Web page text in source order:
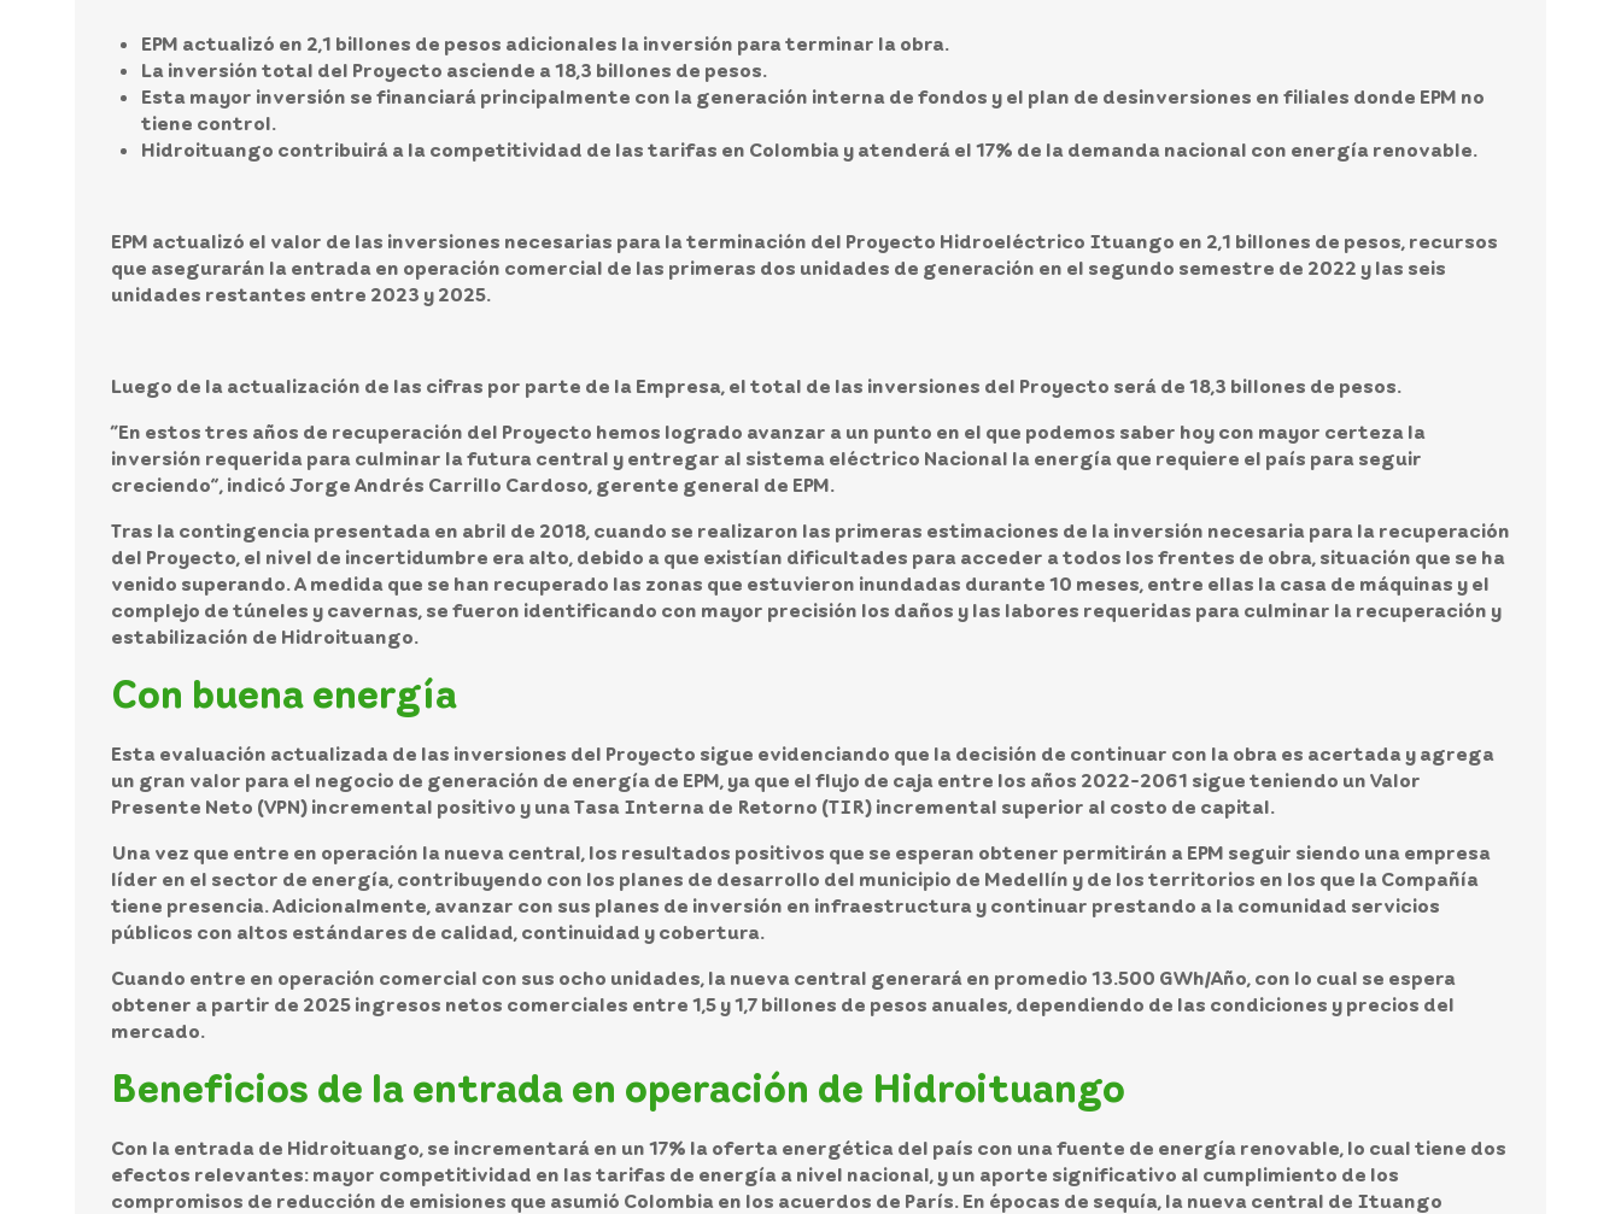
EPM actualizó en 2,1 billones de pesos adicionales la inversión para terminar la obra.
La inversión total del Proyecto asciende a 18,3 billones de pesos.
Esta mayor inversión se financiará principalmente con la generación interna de fondos y el plan de desinversiones en filiales donde EPM no
tiene control.
Hidroituango contribuirá a la competitividad de las tarifas en Colombia y atenderá el 17% de la demanda nacional con energía renovable.
EPM actualizó el valor de las inversiones necesarias para la terminación del Proyecto Hidroeléctrico Ituango en 2,1 billones de pesos, recursos
que asegurarán la entrada en operación comercial de las primeras dos unidades de generación en el segundo semestre de 2022 y las seis
unidades restantes entre 2023 y 2025.
Luego de la actualización de las cifras por parte de la Empresa, el total de las inversiones del Proyecto será de 18,3 billones de pesos.
“En estos tres años de recuperación del Proyecto hemos logrado avanzar a un punto en el que podemos saber hoy con mayor certeza la
inversión requerida para culminar la futura central y entregar al sistema eléctrico Nacional la energía que requiere el país para seguir
creciendo”, indicó Jorge Andrés Carrillo Cardoso, gerente general de EPM.
Tras la contingencia presentada en abril de 2018, cuando se realizaron las primeras estimaciones de la inversión necesaria para la recuperación
del Proyecto, el nivel de incertidumbre era alto, debido a que existían dificultades para acceder a todos los frentes de obra, situación que se ha
venido superando. A medida que se han recuperado las zonas que estuvieron inundadas durante 10 meses, entre ellas la casa de máquinas y el
complejo de túneles y cavernas, se fueron identificando con mayor precisión los daños y las labores requeridas para culminar la recuperación y
estabilización de Hidroituango.
Con buena energía
Esta evaluación actualizada de las inversiones del Proyecto sigue evidenciando que la decisión de continuar con la obra es acertada y agrega
un gran valor para el negocio de generación de energía de EPM, ya que el flujo de caja entre los años 2022-2061 sigue teniendo un Valor
Presente Neto (VPN) incremental positivo y una Tasa Interna de Retorno (TIR) incremental superior al costo de capital.
Una vez que entre en operación la nueva central, los resultados positivos que se esperan obtener permitirán a EPM seguir siendo una empresa
líder en el sector de energía, contribuyendo con los planes de desarrollo del municipio de Medellín y de los territorios en los que la Compañía
tiene presencia. Adicionalmente, avanzar con sus planes de inversión en infraestructura y continuar prestando a la comunidad servicios
públicos con altos estándares de calidad, continuidad y cobertura.
Cuando entre en operación comercial con sus ocho unidades, la nueva central generará en promedio 13.500 GWh/Año, con lo cual se espera
obtener a partir de 2025 ingresos netos comerciales entre 1,5 y 1,7 billones de pesos anuales, dependiendo de las condiciones y precios del
mercado.
Beneficios de la entrada en operación de Hidroituango
Con la entrada de Hidroituango, se incrementará en un 17% la oferta energética del país con una fuente de energía renovable, lo cual tiene dos
efectos relevantes: mayor competitividad en las tarifas de energía a nivel nacional, y un aporte significativo al cumplimiento de los
compromisos de reducción de emisiones que asumió Colombia en los acuerdos de París. En épocas de sequía, la nueva central de Ituango